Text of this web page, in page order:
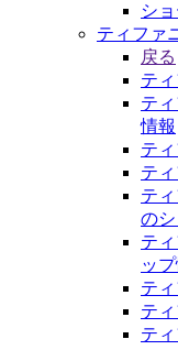
シ
ティファ
戻る
テ
テ
情報
テ
テ
テ
の
テ
ッ
テ
テ
テ